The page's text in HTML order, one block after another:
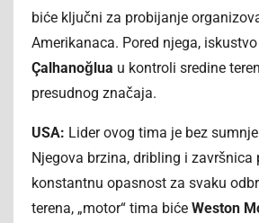
biće ključni za probijanje
Amerikanaca. Pored njega, iskustvo
Çalhanoğlua u kontroli sredine
presudnog značaja.
USA: Lider ovog tima je bez sumnje
Njegova brzina, dribling i završnica
konstantnu opasnost za svaku
terena, „motor“ tima biće Weston